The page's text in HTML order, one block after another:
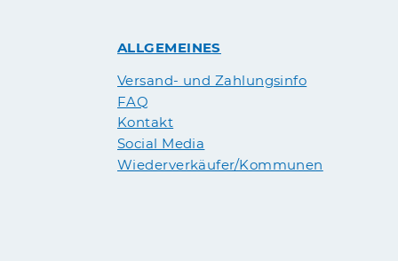
ALLGEMEINES
Versand- und Zahlungsinfo
FAQ
Kontakt
Social Media
Wiederverkäufer/Kommunen